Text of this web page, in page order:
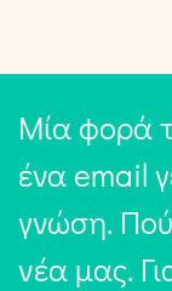
Μία φορά
ένα email
γνώση.
νέα μας.